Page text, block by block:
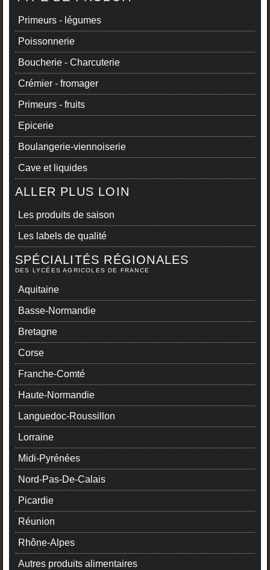
Primeurs - légumes
Poissonnerie
Boucherie - Charcuterie
Crémier - fromager
Primeurs - fruits
Epicerie
Boulangerie-viennoiserie
Cave et liquides
ALLER PLUS LOIN
Les produits de saison
Les labels de qualité
SPÉCIALITÉS RÉGIONALES
DES LYCÉES AGRICOLES DE FRANCE
Aquitaine
Basse-Normandie
Bretagne
Corse
Franche-Comté
Haute-Normandie
Languedoc-Roussillon
Lorraine
Midi-Pyrénées
Nord-Pas-De-Calais
Picardie
Réunion
Rhône-Alpes
Autres produits alimentaires